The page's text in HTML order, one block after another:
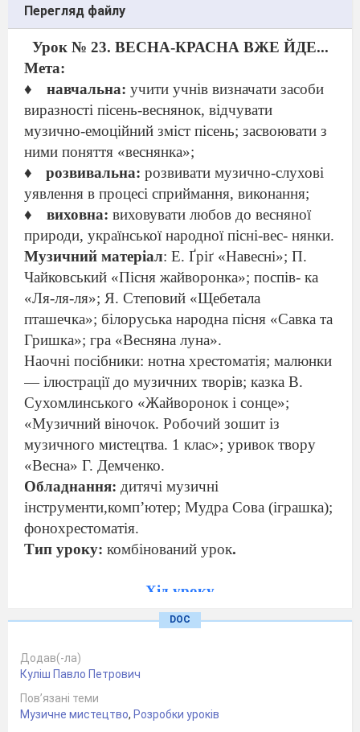
Перегляд файлу
Урок № 23. ВЕСНА-КРАСНА ВЖЕ ЙДЕ...
Мета:
♦
навчальна: учити учнів визначати засоби
виразності пісень-веснянок, відчувати
музично-емоційний зміст пісень; засвоювати з
ними поняття «веснянка»;
♦
розвивальна:розвивати музично-слухові
уявлення в процесі сприймання, виконання;
♦
виховна: виховувати любов до весняної
природи, української народної пісні-вес- нянки.
Музичний матеріал: Е. Ґріґ «Навесні»; П.
Чайковський «Пісня жайворонка»; поспів- ка
«Ля-ля-ля»; Я. Степовий «Щебетала
пташечка»; білоруська народна пісня «Савка та
Гришка»; гра «Весняна луна».
Наочні посібники: нотна хрестоматія; малюнки
— ілюстрації до музичних творів; казка В.
Сухомлинського «Жайворонок і сонце»;
«Музичний віночок. Робочий зошит із
музичного мистецтва. 1 клас»; уривок твору
«Весна» Г. Демченко.
Обладнання: дитячі музичні
інструменти,комп’ютер; Мудра Сова (іграшка);
фонохрестоматія.
Тип уроку: комбінований урок.
Хід уроку
Учні заходять до класу під музичний супровід
(«Пісня жайворонка»
П. Чайковського).
1. ОРГАНІЗАЦІЙНИЙ МОМЕНТ
Перевірка готовності класу до уроку
Музичне вітання
DOC
Додав(-ла)
Куліш Павло Петрович
Пов’язані теми
Музичне мистецтво, Розробки уроків